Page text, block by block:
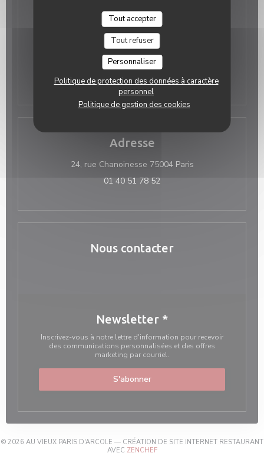
Tout accepter
Tout refuser
Personnaliser
Politique de protection des données à caractère
personnel
Politique de gestion des cookies
Station n° 4001 10 RUE
D'ARCOLE
Adresse
24, rue Chanoinesse 75004 Paris((ouvre une
01 40 51 78 52
Nous contacter
Newsletter *
Inscrivez-vous à notre lettre d'information pour recevoir
des communications personnalisées et des offres
marketing par courriel.
S'abonner
© 2026 AU VIEUX PARIS D'ARCOLE — CRÉATION DE SITE INTERNET RESTAURANT
AVEC ZENCHEF((OUVRE UNE NOUVELLE